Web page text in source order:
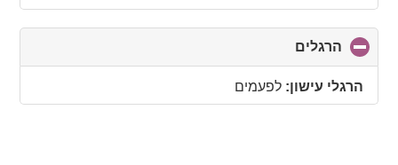
הרגלים
to
collapseהרגלי עישון: לפעמים